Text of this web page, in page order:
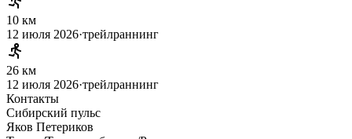
10 км
12 июля 2026·трейлраннинг
26 км
12 июля 2026·трейлраннинг
Контакты
Сибирский пульс
Яков Петериков